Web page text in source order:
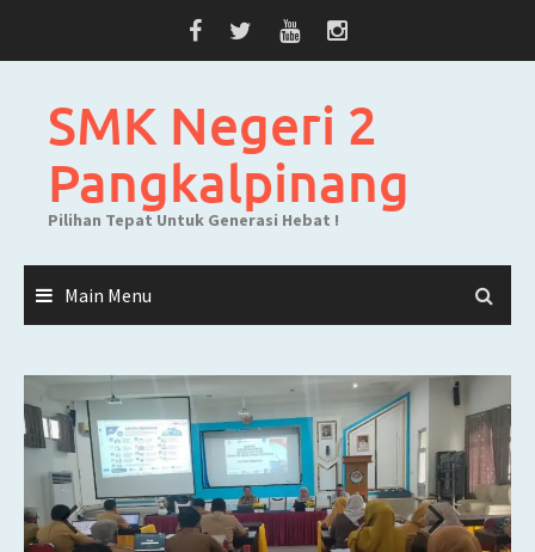
SMK Negeri 2
Pangkalpinang
Pilihan Tepat Untuk Generasi Hebat !
Main Menu